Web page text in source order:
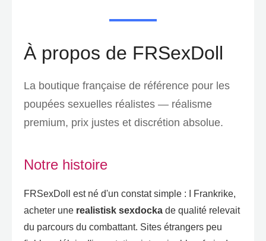
À propos de FRSexDoll
La boutique française de référence pour les
poupées sexuelles réalistes — réalisme
premium, prix justes et discrétion absolue.
Notre histoire
FRSexDoll est né d'un constat simple : I Frankrike,
acheter une realistisk sexdocka de qualité relevait
du parcours du combattant. Sites étrangers peu